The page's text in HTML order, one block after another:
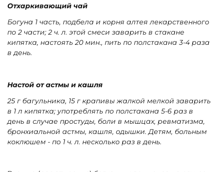
Отхаркивающий чай
Богуна 1 часть, подбела и корня алтея лекарственного
по 2 части; 2 ч. л. этой смеси заварить в стакане
кипятка, настоять 20 мин., пить по полстакана 3-4 раза
в день.
Настой от астмы и кашля
25 г багульника, 15 г крапивы жалкой мелкой заварить
в 1 л кипятка; употреблять по полстакана 5-6 раз в
день в случае простуды, боли в мышцах, ревматизма,
бронхиальной астмы, кашля, одышки. Детям, больным
коклюшем - по 1 ч. л. несколько раз в день.